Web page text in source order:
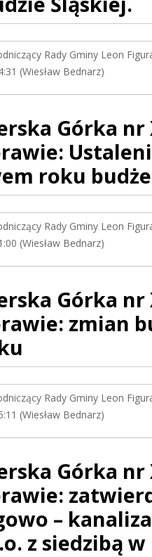
Rady Gminy Leon
(Wiesław Bednarz)
Górka nr
roku
Rady Gminy Leon
(Wiesław Bednarz)
Górka nr
zmian
Rady Gminy Leon
(Wiesław Bednarz)
Górka nr
–
z siedzibą